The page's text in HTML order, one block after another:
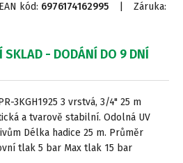
EAN kód: 6976174162995
Záruka:
SKLAD - DODÁNÍ DO 9 DNÍ
3KGH1925 3 vrstvá, 3/4" 25 m
a tvarově stabilní. Odolná UV
Délka hadice 25 m. Průměr
tlak 5 bar Max tlak 15 bar